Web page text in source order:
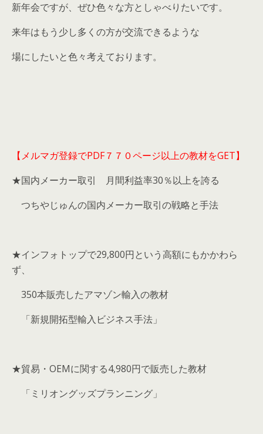
新年会ですが、ぜひ色々な方としゃべりたいです。
来年はもう少し多くの方が交流できるような
場にしたいと色々考えております。
【メルマガ登録でPDF７７０ページ以上の教材をGET】
★国内メーカー取引 月間利益率30％以上を誇る
つちやじゅんの国内メーカー取引の戦略と手法
★インフォトップで29,800円という高額にもかかわら
ず、
350本販売したアマゾン輸入の教材
「新規開拓型輸入ビジネス手法」
★貿易・OEMに関する4,980円で販売した教材
「ミリオングッズプランニング」